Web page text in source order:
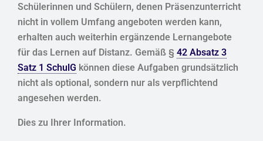
Schülerinnen und Schülern, denen Präsenzunterricht
nicht in vollem Umfang angeboten werden kann,
erhalten auch weiterhin ergänzende Lernangebote
für das Lernen auf Distanz. Gemäß § 42 Absatz 3
Satz 1 SchulG können diese Aufgaben grundsätzlich
nicht als optional, sondern nur als verpflichtend
angesehen werden.
Dies zu Ihrer Information.